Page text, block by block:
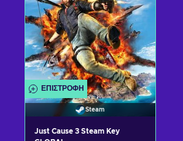
ΕΠΙΣΤΡΟΦΉ
Steam
Just Cause 3 Steam Key